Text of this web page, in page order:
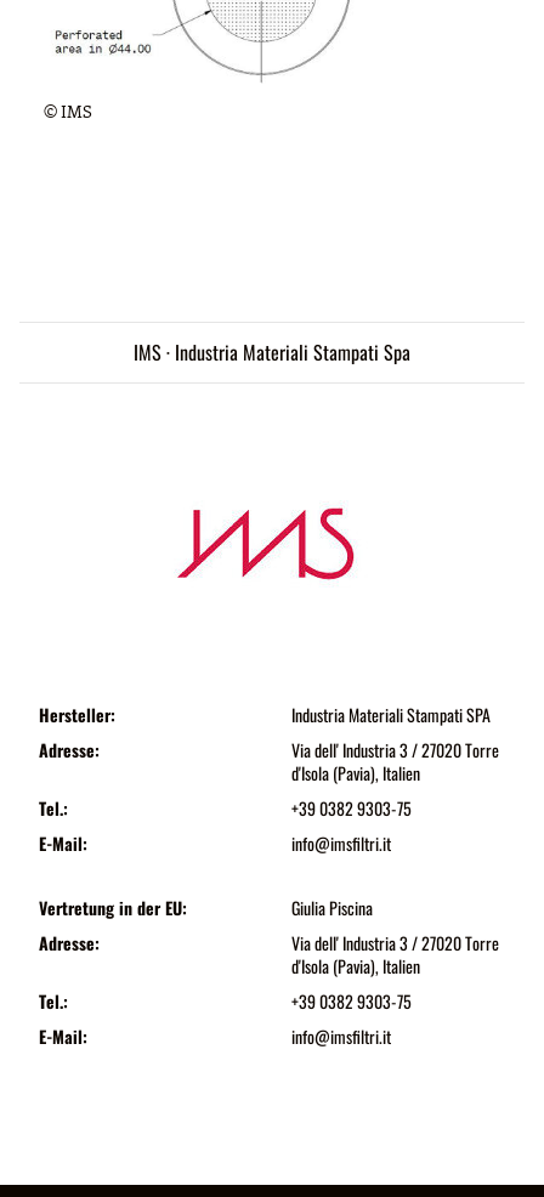
© IMS
IMS · Industria Materiali Stampati Spa
Hersteller:
Industria Materiali Stampati SPA
Adresse:
Via dell' Industria 3 / 27020 Torre
d'Isola (Pavia), Italien
Tel.:
+39 0382 9303-75
E-Mail:
info@imsfiltri.it
Vertretung in der EU:
Giulia Piscina
Adresse:
Via dell' Industria 3 / 27020 Torre
d'Isola (Pavia), Italien
Tel.:
+39 0382 9303-75
E-Mail:
info@imsfiltri.it